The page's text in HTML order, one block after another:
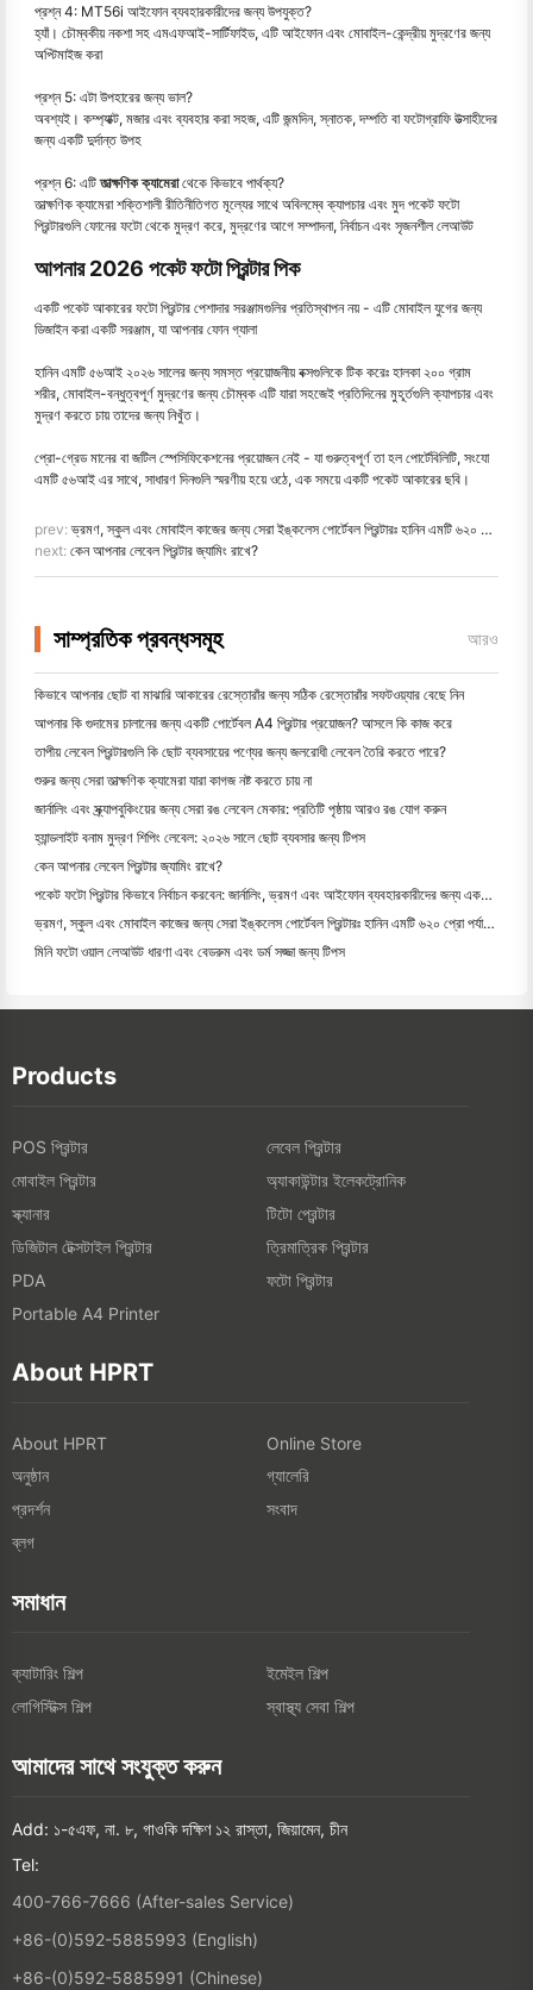
প্রশ্ন 4: MT56i আইফোন ব্যবহারকারীদের জন্য উপযুক্ত?
হ্যাঁ। চৌম্বকীয় নকশা সহ এমএফআই-সার্টিফাইড, এটি আইফোন এবং মোবাইল-কেন্দ্রীয় মুদ্রণের জন্য
অপ্টিমাইজ করা
প্রশ্ন 5: এটা উপহারের জন্য ভাল?
অবশ্যই। কম্প্যাক্ট, মজার এবং ব্যবহার করা সহজ, এটি জন্মদিন, স্নাতক, দম্পতি বা ফটোগ্রাফি উত্সাহীদের
জন্য একটি দুর্দান্ত উপহ
প্রশ্ন 6: এটিতাত্ক্ষণিক ক্যামেরাথেকে কিভাবে পার্থক্য?
তাত্ক্ষণিক ক্যামেরা শক্তিশালী রীতিনীতিগত মূল্যের সাথে অবিলম্বে ক্যাপচার এবং মুদ পকেট ফটো
প্রিন্টারগুলি ফোনের ফটো থেকে মুদ্রণ করে, মুদ্রণের আগে সম্পাদনা, নির্বাচন এবং সৃজনশীল লেআউট
আপনার 2026 পকেট ফটো প্রিন্টার পিক
একটি পকেট আকারের ফটো প্রিন্টার পেশাদার সরঞ্জামগুলির প্রতিস্থাপন নয় - এটি মোবাইল যুগের জন্য
ডিজাইন করা একটি সরঞ্জাম, যা আপনার ফোন গ্যালা
হানিন এমটি ৫৬আই ২০২৬ সালের জন্য সমস্ত প্রয়োজনীয় বক্সগুলিকে টিক করেঃ হালকা ২০০ গ্রাম
শরীর, মোবাইল-বন্ধুত্বপূর্ণ মুদ্রণের জন্য চৌম্বক এটি যারা সহজেই প্রতিদিনের মুহূর্তগুলি ক্যাপচার এবং
মুদ্রণ করতে চায় তাদের জন্য নিখুঁত।
প্রো-গ্রেড মানের বা জটিল স্পেসিফিকেশনের প্রয়োজন নেই - যা গুরুত্বপূর্ণ তা হল পোর্টেবিলিটি, সংযো
এমটি ৫৬আই এর সাথে, সাধারণ দিনগুলি স্মরণীয় হয়ে ওঠে, এক সময়ে একটি পকেট আকারের ছবি।
prev:ভ্রমণ, স্কুল এবং মোবাইল কাজের জন্য সেরা ইঙ্কলেস পোর্টেবল প্রিন্টারঃ হানিন এমটি ৬২০ প্রো পর্যালোচনা
next: কেন আপনার লেবেল প্রিন্টার জ্যামিং রাখে?
সাম্প্রতিক প্রবন্ধসমূহ আরও
কিভাবে আপনার ছোট বা মাঝারি আকারের রেস্তোরাঁর জন্য সঠিক রেস্তোরাঁর সফটওয়্যার বেছে নিন
আপনার কি গুদামের চালানের জন্য একটি পোর্টেবল A4 প্রিন্টার প্রয়োজন? আসলে কি কাজ করে
তাপীয় লেবেল প্রিন্টারগুলি কি ছোট ব্যবসায়ের পণ্যের জন্য জলরোধী লেবেল তৈরি করতে পারে?
শুরুর জন্য সেরা তাত্ক্ষণিক ক্যামেরা যারা কাগজ নষ্ট করতে চায় না
জার্নালিং এবং স্ক্র্যাপবুকিংয়ের জন্য সেরা রঙ লেবেল মেকার: প্রতিটি পৃষ্ঠায় আরও রঙ যোগ করুন
হ্যান্ডলাইট বনাম মুদ্রণ শিপিং লেবেল: ২০২৬ সালে ছোট ব্যবসার জন্য টিপস
কেন আপনার লেবেল প্রিন্টার জ্যামিং রাখে?
পকেট ফটো প্রিন্টার কিভাবে নির্বাচন করবেন: জার্নালিং, ভ্রমণ এবং আইফোন ব্যবহারকারীদের জন্য একটি সম্পূর্ণ গাই
ভ্রমণ, স্কুল এবং মোবাইল কাজের জন্য সেরা ইঙ্কলেস পোর্টেবল প্রিন্টারঃ হানিন এমটি ৬২০ প্রো পর্যালোচনা
মিনি ফটো ওয়াল লেআউট ধারণা এবং বেডরুম এবং ডর্ম সজ্জা জন্য টিপস
Products
POS প্রিন্টার
লেবেল প্রিন্টার
মোবাইল প্রিন্টার
অ্যাকাউন্টার ইলেকট্রোনিক
স্ক্যানার
টিটো প্রেন্টার
ডিজিটাল টেক্সটাইল প্রিন্টার
ত্রিমাত্রিক প্রিন্টার
PDA
ফটো প্রিন্টার
Portable A4 Printer
About HPRT
About HPRT
Online Store
অনুষ্ঠান
গ্যালেরি
প্রদর্শন
সংবাদ
ব্লগ
সমাধান
ক্যাটারিং শিল্প
ইমেইল শিল্প
লোগিস্টিক্স শিল্প
স্বাস্থ্য সেবা শিল্প
আমাদের সাথে সংযুক্ত করুন
Add: ১-৫এফ, না. ৮, গাওকি দক্ষিণ ১২ রাস্তা, জিয়ামেন, চীন
Tel:
400-766-7666 (After-sales Service)
+86-(0)592-5885993 (English)
+86-(0)592-5885991 (Chinese)